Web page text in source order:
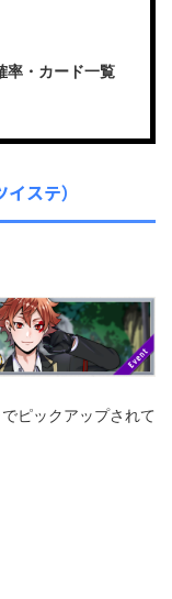
率・カード一覧
ステ）
ピックアップされて